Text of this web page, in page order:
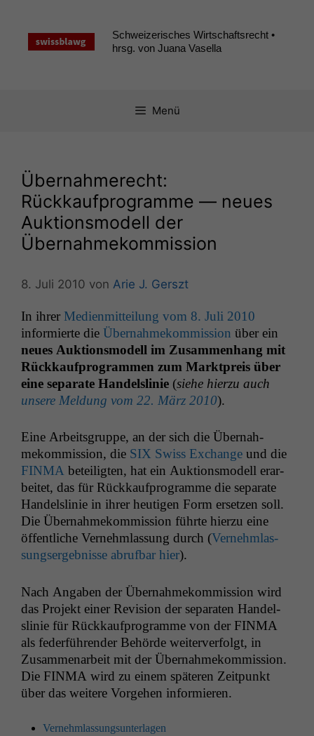
springen
Schweizerisches Wirtschaftsrecht •
hrsg. von Juana Vasella
Menü
Übernahmerecht:
Rückkaufprogramme — neues
Auktionsmodell der
Übernahmekommission
8. Juli 2010 von Arie J. Gerszt
In ihrer Medi­en­mit­teilung vom 8. Juli 2010
informierte die Über­nah­mekom­mis­sion über ein
neues Auk­tion­s­mod­ell im Zusam­men­hang mit
Rück­kauf­pro­gram­men zum Mark­t­preis über
eine sep­a­rate Han­del­slin­ie (siehe hierzu auch
unsere Mel­dung vom 22. März 2010).
Eine Arbeits­gruppe, an der sich die Über­nah­
mekom­mis­sion, die SIX Swiss Exchange und die
FINMA beteiligten, hat ein Auk­tion­s­mod­ell erar­
beit­et, das für Rück­kauf­pro­gramme die sep­a­rate
Han­del­slin­ie in ihrer heuti­gen Form erset­zen soll.
Die Über­nah­mekom­mis­sion führte hierzu eine
öffentliche Vernehm­las­sung durch (Vernehm­las­
sungsergeb­nisse abruf­bar hier).
Nach Angaben der Über­nah­mekom­mis­sion wird
das Pro­jekt ein­er Revi­sion der sep­a­rat­en Han­del­
slin­ie für Rück­kauf­pro­gramme von der FINMA
als fed­er­führen­der Behörde weit­er­ver­fol­gt, in
Zusam­me­nar­beit mit der Über­nah­mekom­mis­sion.
Die FINMA wird zu einem späteren Zeit­punkt
über das weit­ere Vorge­hen informieren.
Vernehm­las­sung­sun­ter­la­gen